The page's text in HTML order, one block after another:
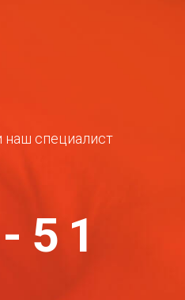
наш специалист
51